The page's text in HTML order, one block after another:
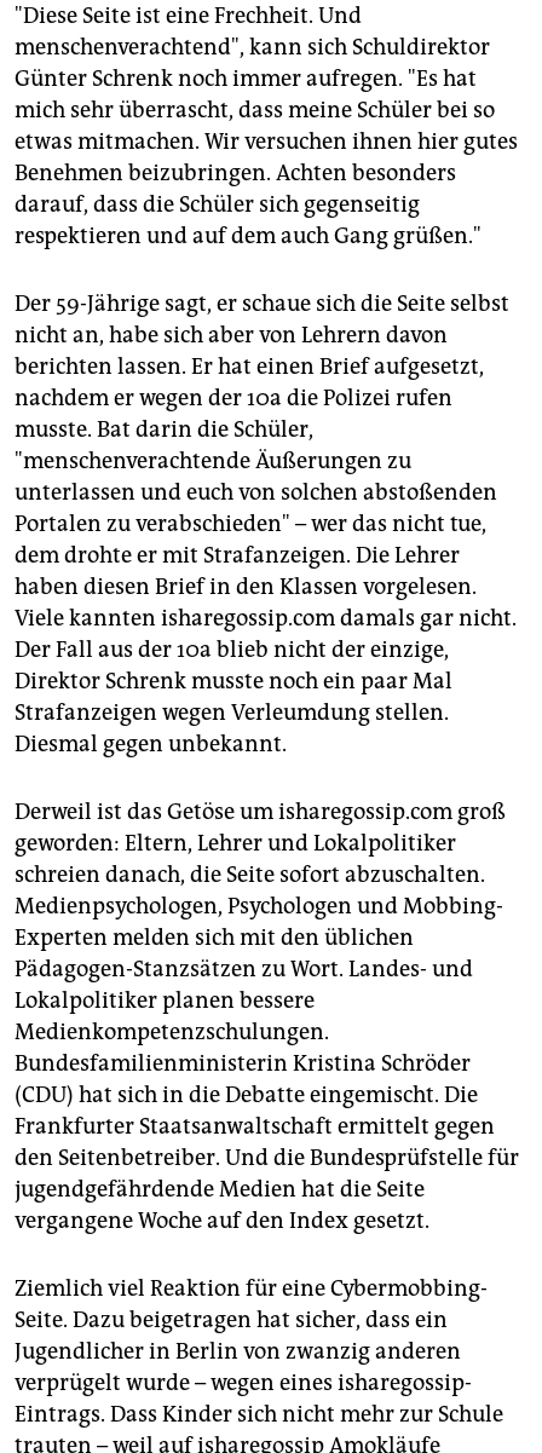
"Diese Seite ist eine Frechheit. Und
menschenverachtend", kann sich Schuldirektor
Günter Schrenk noch immer aufregen. "Es hat
mich sehr überrascht, dass meine Schüler bei so
etwas mitmachen. Wir versuchen ihnen hier gutes
Benehmen beizubringen. Achten besonders
darauf, dass die Schüler sich gegenseitig
respektieren und auf dem auch Gang grüßen."
Der 59-Jährige sagt, er schaue sich die Seite selbst
nicht an, habe sich aber von Lehrern davon
berichten lassen. Er hat einen Brief aufgesetzt,
nachdem er wegen der 10a die Polizei rufen
musste. Bat darin die Schüler,
"menschenverachtende Äußerungen zu
unterlassen und euch von solchen abstoßenden
Portalen zu verabschieden" – wer das nicht tue,
dem drohte er mit Strafanzeigen. Die Lehrer
haben diesen Brief in den Klassen vorgelesen.
Viele kannten isharegossip.com damals gar nicht.
Der Fall aus der 10a blieb nicht der einzige,
Direktor Schrenk musste noch ein paar Mal
Strafanzeigen wegen Verleumdung stellen.
Diesmal gegen unbekannt.
Derweil ist das Getöse um isharegossip.com groß
geworden: Eltern, Lehrer und Lokalpolitiker
schreien danach, die Seite sofort abzuschalten.
Medienpsychologen, Psychologen und Mobbing-
Experten melden sich mit den üblichen
Pädagogen-Stanzsätzen zu Wort. Landes- und
Lokalpolitiker planen bessere
Medienkompetenzschulungen.
Bundesfamilienministerin Kristina Schröder
(CDU) hat sich in die Debatte eingemischt. Die
Frankfurter Staatsanwaltschaft ermittelt gegen
den Seitenbetreiber. Und die Bundesprüfstelle für
jugendgefährdende Medien hat die Seite
vergangene Woche auf den Index gesetzt.
Ziemlich viel Reaktion für eine Cybermobbing-
Seite. Dazu beigetragen hat sicher, dass ein
Jugendlicher in Berlin von zwanzig anderen
verprügelt wurde – wegen eines isharegossip-
Eintrags. Dass Kinder sich nicht mehr zur Schule
trauten – weil auf isharegossip Amokläufe